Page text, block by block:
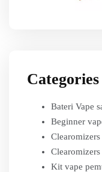
Categories
Bateri Vape
Beginner
Kit vape